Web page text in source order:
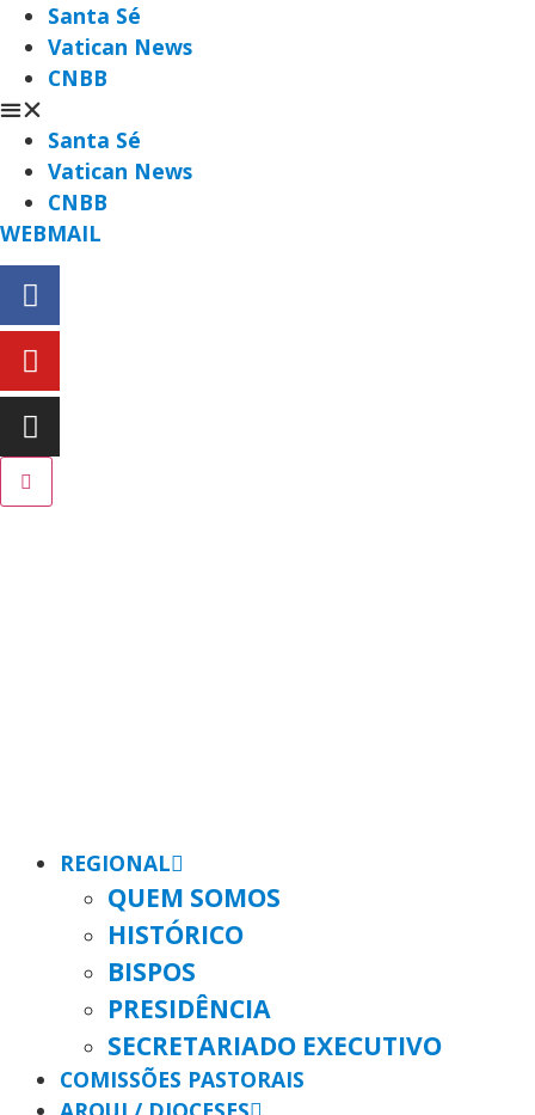
Santa Sé
Vatican News
CNBB
Santa Sé
Vatican News
CNBB
WEBMAIL
REGIONAL
QUEM SOMOS
HISTÓRICO
BISPOS
PRESIDÊNCIA
SECRETARIADO EXECUTIVO
COMISSÕES PASTORAIS